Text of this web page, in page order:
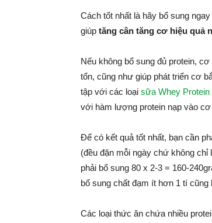
Cách tốt nhất là hãy bổ sung
giúp tăng cân tăng cơ hiệu quả
Nếu không bổ sung đủ protein,
tổn, cũng như giúp phát triển cơ
tập với các loại sữa Whey
với hàm lượng protein nạp vào cơ
Để có kết quả tốt nhất, bạn cần
(đều đặn mỗi ngày chứ không
phải bổ sung 80 x 2-3 = 160-
bổ sung chất đạm ít hơn 1 tí cũng
Các loại thức ăn chứa nhiều